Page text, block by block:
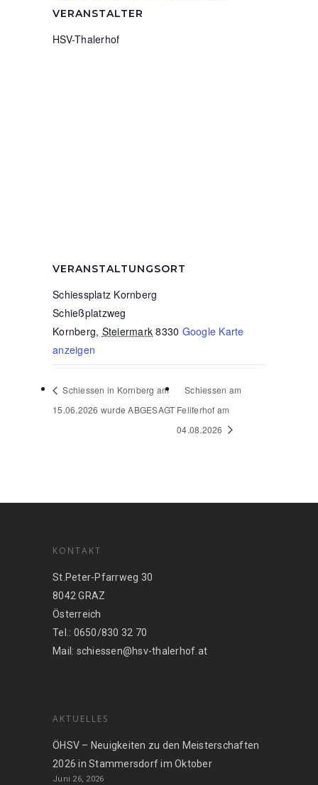
VERANSTALTER
HSV-Thalerhof
VERANSTALTUNGSORT
Schiessplatz Kornberg
Schießplatzweg
Kornberg, Steiermark 8330 Google Karte
anzeigen
Schiessen in Kornberg am
15.06.2026 wurde ABGESAGT
Schiessen am
Feliferhof am
04.08.2026
KONTAKT
St.Peter-Pfarrweg 30
8042 GRAZ
Österreich
Tel.: 0650/830 32 70
Mail: schiessen@hsv-thalerhof.at
AKTUELLES
ÖHSV – Neuigkeiten zu den Meisterschaften
2026 in Stammersdorf im Oktober
Juni 26, 2026